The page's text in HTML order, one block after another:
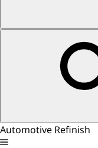
Automotive Refinish